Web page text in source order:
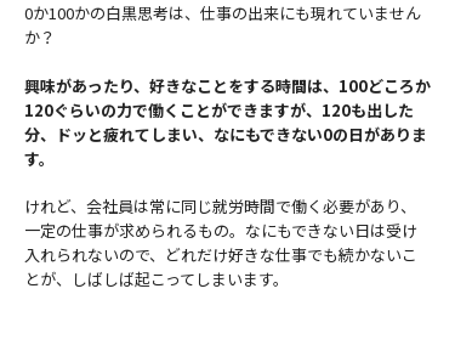
0か100かの白黒思考は、仕事の出来にも現れていません
か？
興味があったり、好きなことをする時間は、100どころか
120ぐらいの力で働くことができますが、120も出した
分、ドッと疲れてしまい、なにもできない0の日がありま
す。
けれど、会社員は常に同じ就労時間で働く必要があり、
一定の仕事が求められるもの。なにもできない日は受け
入れられないので、どれだけ好きな仕事でも続かないこ
とが、しばしば起こってしまいます。